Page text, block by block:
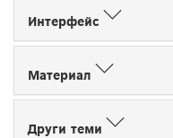
Интерфейс
Материал
Други теми